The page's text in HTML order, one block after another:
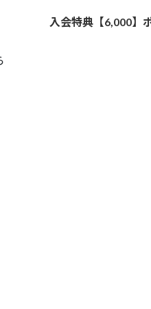
入会特典【6,000】